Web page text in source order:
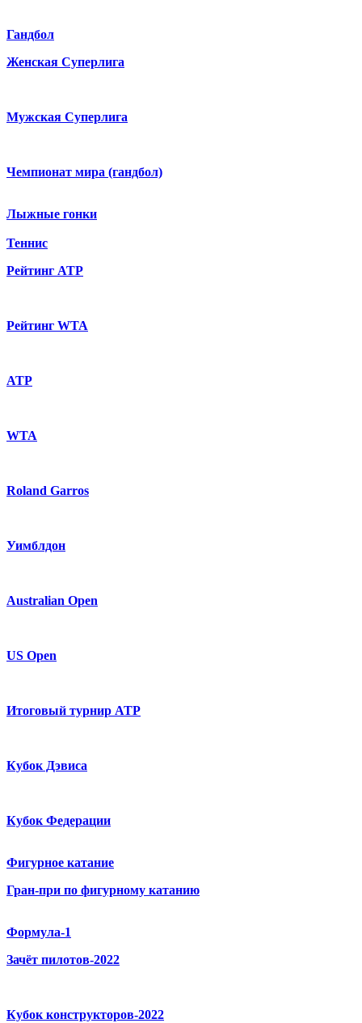
Гандбол
Женская Суперлига
Мужская Суперлига
Чемпионат мира (гандбол)
Лыжные гонки
Теннис
Рейтинг ATP
Рейтинг WTA
ATP
WTA
Roland Garros
Уимблдон
Australian Open
US Open
Итоговый турнир ATP
Кубок Дэвиса
Кубок Федерации
Фигурное катание
Гран-при по фигурному катанию
Формула-1
Зачёт пилотов-2022
Кубок конструкторов-2022